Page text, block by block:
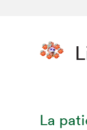
La